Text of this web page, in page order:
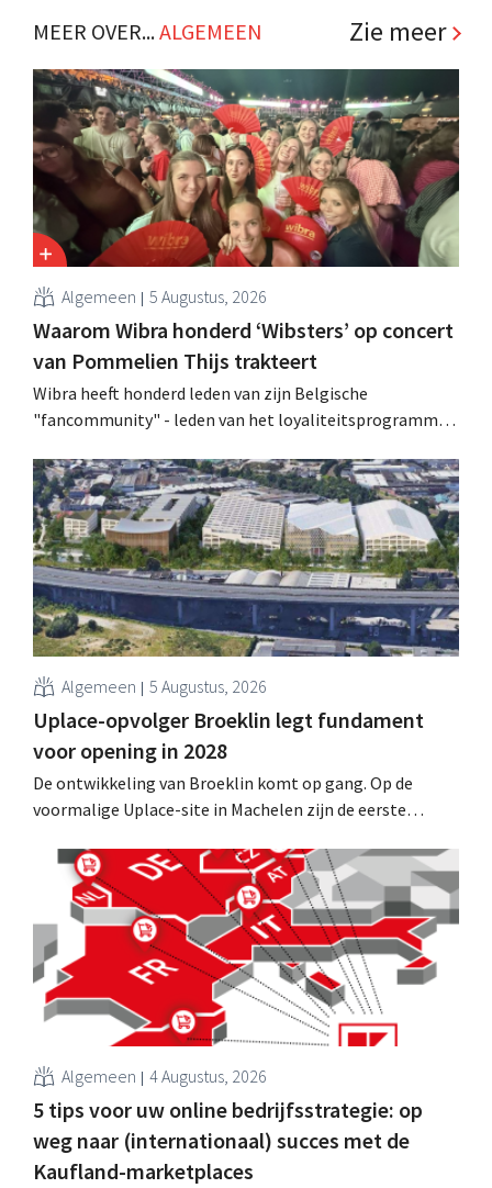
MEER OVER...ALGEMEEN Zie meer
Algemeen 5 Augustus, 2026
Waarom Wibra honderd ‘Wibsters’ op concert
van Pommelien Thijs trakteert
Wibra heeft honderd leden van zijn Belgische
"fancommunity" - leden van het loyaliteitsprogramma -
de Lokerse Feesten. Met de actie wilde de discountketen
haar trouwste klanten bedanken en tegelijk tonen dat
ook een prijsvechter een heuse merkcommunity kan
uitbouwen.
Algemeen 5 Augustus, 2026
Uplace-opvolger Broeklin legt fundament
voor opening in 2028
De ontwikkeling van Broeklin komt op gang. Op de
voormalige Uplace-site in Machelen zijn de eerste
eigenlijke bouw starten, met een geplande opening in
Algemeen 4 Augustus, 2026
5 tips voor uw online bedrijfsstrategie: op
weg naar (internationaal) succes met de
Kaufland-marketplaces